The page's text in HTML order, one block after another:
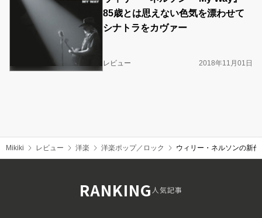
85歳とは思えない色気を漂わせて
シナトラをカヴァー
レビュー 2018年11月01日
Mikiki レビュー 洋楽 洋楽ポップ／ロック ウィリー・ネルソンの新
RANKING人気記事